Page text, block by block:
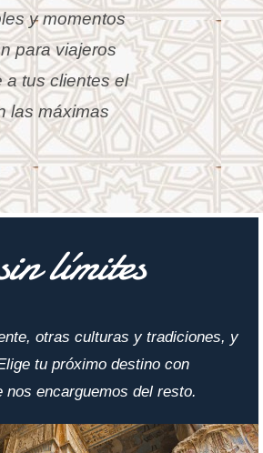
y momentos
para viajeros
a tus clientes el
las máximas
límites
otras culturas y tradiciones, y
tu próximo destino con
nos encarguemos del resto.